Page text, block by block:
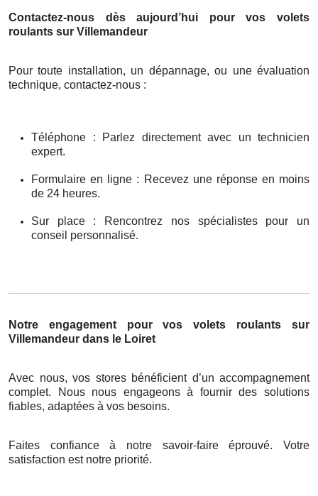
Contactez-nous dès aujourd’hui pour vos volets
roulants sur Villemandeur
Pour toute installation, un dépannage, ou une évaluation
technique, contactez-nous :
Téléphone : Parlez directement avec un technicien
expert.
Formulaire en ligne : Recevez une réponse en moins
de 24 heures.
Sur place : Rencontrez nos spécialistes pour un
conseil personnalisé.
Notre engagement pour vos volets roulants sur
Villemandeur dans le Loiret
Avec nous, vos stores bénéficient d’un accompagnement
complet. Nous nous engageons à fournir des solutions
fiables, adaptées à vos besoins.
Faites confiance à notre savoir-faire éprouvé. Votre
satisfaction est notre priorité.